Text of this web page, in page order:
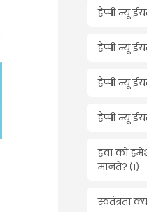
हैप्पी न्यू
हैप्पी न्यू
हैप्पी न्यू
हैप्पी न्यू
हवा को
मानते? (1)
स्वतंत्रता